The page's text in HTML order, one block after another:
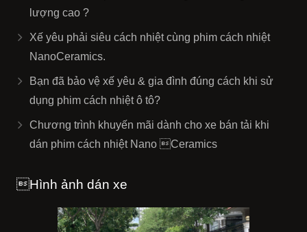
lượng cao ?
Xế yêu phải siêu cách nhiệt cùng phim cách nhiệt
NanoCeramics.
Bạn đã bảo vệ xế yêu & gia đình đúng cách khi sử
dụng phim cách nhiệt ô tô?
Chương trình khuyến mãi dành cho xe bán tải khi
dán phim cách nhiệt Nano Ceramics
Hình ảnh dán xe